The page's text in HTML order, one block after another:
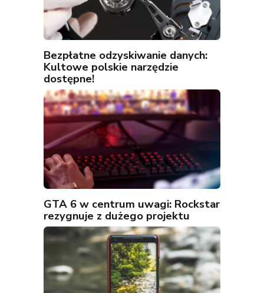
Bezpłatne odzyskiwanie danych:
Kultowe polskie narzędzie
dostępne!
GTA 6 w centrum uwagi: Rockstar
rezygnuje z dużego projektu